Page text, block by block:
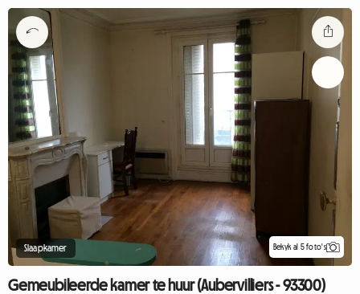
Slaapkamer Bekyk al 5 foto's
Gemeubileerde kamer te huur (Aubervilliers - 93300)